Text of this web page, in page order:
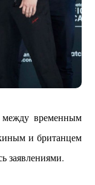
между временным
и британцем
заявлениями.